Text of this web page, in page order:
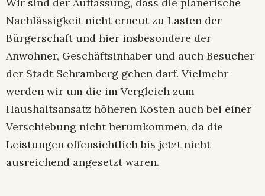
Nachlässigkeit nicht erneut zu Lasten der
Bürgerschaft und hier insbesondere der
Anwohner, Geschäftsinhaber und auch Besucher
der Stadt Schramberg gehen darf. Vielmehr
werden wir um die im Vergleich zum
Haushaltsansatz höheren Kosten auch bei einer
Verschiebung nicht herumkommen, da die
Leistungen offensichtlich bis jetzt nicht
ausreichend angesetzt waren.